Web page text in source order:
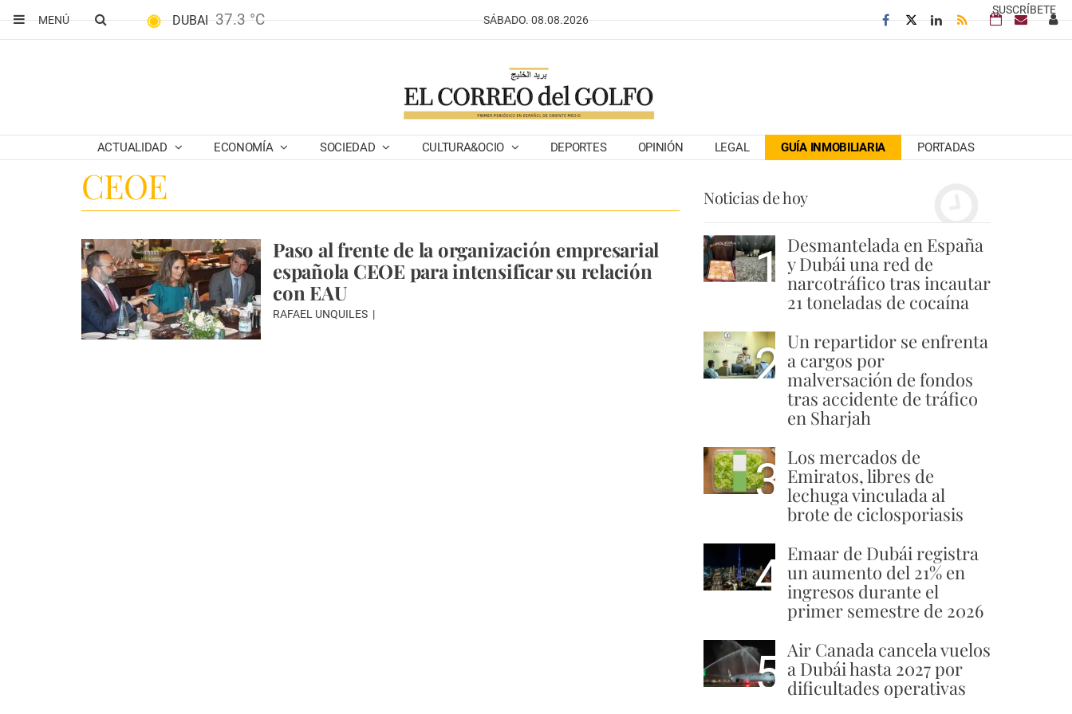
SUSCRÍBETE
MENÚ
DUBAI 37.3 °C SÁBADO. 08.08.2026
ACTUALIDAD ECONOMÍA SOCIEDAD CULTURA&OCIO DEPORTES OPINIÓN LEGAL GUÍA INMOBILIARIA PORTADAS
CEOE
Paso al frente de la organización empresarial
española CEOE para intensificar su relación
con EAU
RAFAEL UNQUILES
Noticias de hoy
1 Desmantelada en España
y Dubái una red de
narcotráfico tras incautar
21 toneladas de cocaína
2 Un repartidor se enfrenta
a cargos por
malversación de fondos
tras accidente de tráfico
en Sharjah
3 Los mercados de
Emiratos, libres de
lechuga vinculada al
brote de ciclosporiasis
4 Emaar de Dubái registra
un aumento del 21% en
ingresos durante el
primer semestre de 2026
5 Air Canada cancela vuelos
a Dubái hasta 2027 por
dificultades operativas